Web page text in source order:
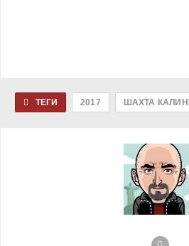
ТЕГИ 2017 ШАХТА